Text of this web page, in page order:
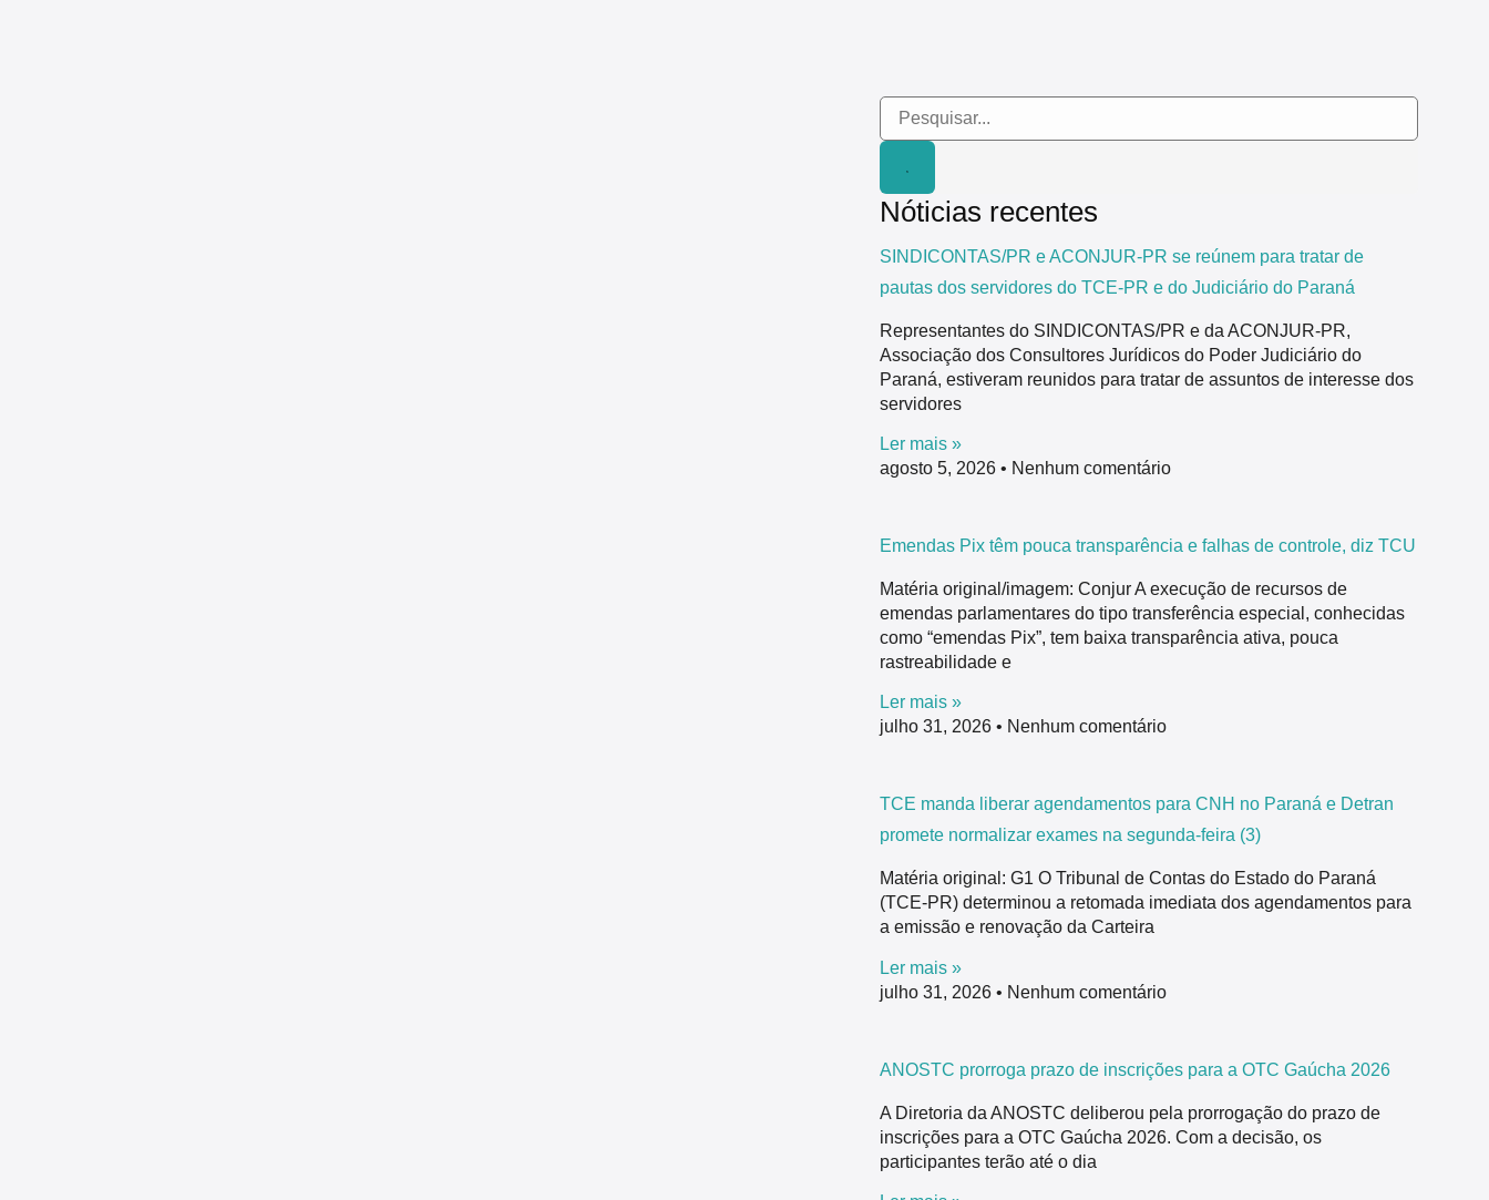
Nóticias recentes
SINDICONTAS/PR e ACONJUR-PR se reúnem para tratar de
pautas dos servidores do TCE-PR e do Judiciário do Paraná
Representantes do SINDICONTAS/PR e da ACONJUR-PR,
Associação dos Consultores Jurídicos do Poder Judiciário do
Paraná, estiveram reunidos para tratar de assuntos de interesse dos
servidores
Ler mais »
agosto 5, 2026
Nenhum comentário
Emendas Pix têm pouca transparência e falhas de controle, diz TCU
Matéria original/imagem: Conjur A execução de recursos de
emendas parlamentares do tipo transferência especial, conhecidas
como “emendas Pix”, tem baixa transparência ativa, pouca
rastreabilidade e
Ler mais »
julho 31, 2026
Nenhum comentário
TCE manda liberar agendamentos para CNH no Paraná e Detran
promete normalizar exames na segunda-feira (3)
Matéria original: G1 O Tribunal de Contas do Estado do Paraná
(TCE-PR) determinou a retomada imediata dos agendamentos para
a emissão e renovação da Carteira
Ler mais »
julho 31, 2026
Nenhum comentário
ANOSTC prorroga prazo de inscrições para a OTC Gaúcha 2026
A Diretoria da ANOSTC deliberou pela prorrogação do prazo de
inscrições para a OTC Gaúcha 2026. Com a decisão, os
participantes terão até o dia